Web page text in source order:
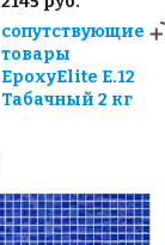
сопутствующие
товары
EpoxyElite E.12
Табачный 2 кг